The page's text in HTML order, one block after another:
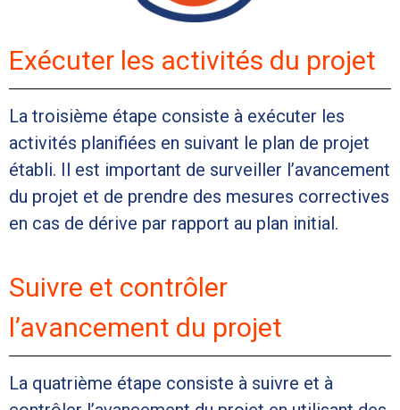
Exécuter les activités du projet
La troisième étape consiste à exécuter les
activités planifiées en suivant le plan de projet
établi. Il est important de surveiller l’avancement
du projet et de prendre des mesures correctives
en cas de dérive par rapport au plan initial.
Suivre et contrôler
l’avancement du projet
La quatrième étape consiste à suivre et à